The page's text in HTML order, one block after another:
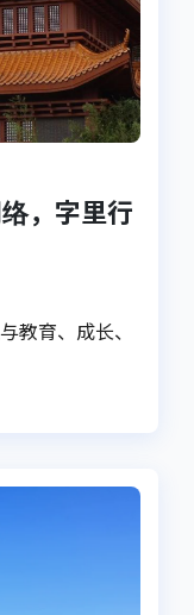
，字里行
教育、成长、